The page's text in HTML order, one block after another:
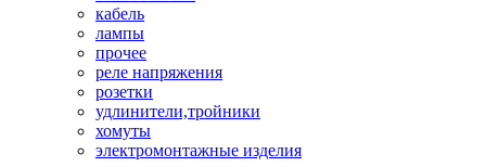
кабель
лампы
прочее
реле напряжения
розетки
удлинители,тройники
хомуты
электромонтажные изделия